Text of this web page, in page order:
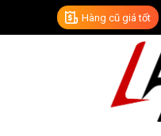
Hàng cũ giá tốt